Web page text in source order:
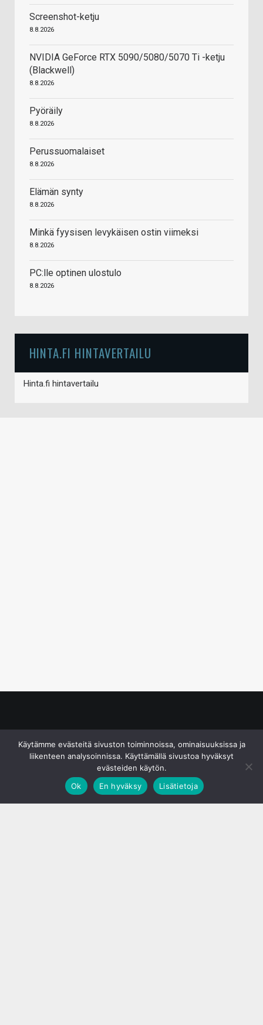
Screenshot-ketju
8.8.2026
NVIDIA GeForce RTX 5090/5080/5070 Ti -ketju
(Blackwell)
8.8.2026
Pyöräily
8.8.2026
Perussuomalaiset
8.8.2026
Elämän synty
8.8.2026
Minkä fyysisen levykäisen ostin viimeksi
8.8.2026
PC:lle optinen ulostulo
8.8.2026
HINTA.FI HINTAVERTAILU
Hinta.fi hintavertailu
Käytämme evästeitä sivuston toiminnoissa, ominaisuuksissa ja
liikenteen analysoinnissa. Käyttämällä sivustoa hyväksyt
evästeiden käytön.
Ok
En hyväksy Lisätietoja